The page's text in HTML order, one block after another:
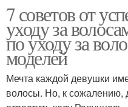
7 советов от
уходу за
по уходу за
моделей
Мечта каждой девушки
волосы. Но, к сожалению,